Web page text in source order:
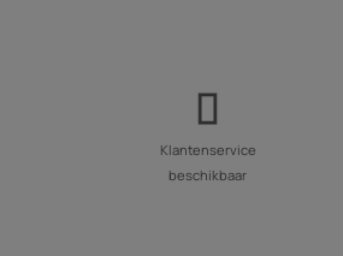
Klantenservice
beschikbaar